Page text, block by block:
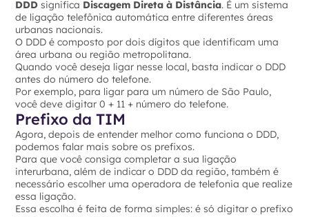
DDDsignifica Discagem Direta à Distância. É um sistema
de ligação telefônica automática entre diferentes áreas
urbanas nacionais.
O DDD é composto por dois dígitos que identificam uma
área urbana ou região metropolitana.
Quando você deseja ligar nesse local, basta indicar o DDD
antes do número do telefone.
Por exemplo, para ligar para um número de São Paulo,
você deve digitar 0 + 11 + número do telefone.
Prefixo da TIM
Agora, depois de entender melhor como funciona o DDD,
podemos falar mais sobre os prefixos.
Para que você consiga completar a sua ligação
interurbana, além de indicar o DDD da região, também é
necessário escolher uma operadora de telefonia que realize
essa ligação.
Essa escolha é feita de forma simples: é só digitar o prefixo